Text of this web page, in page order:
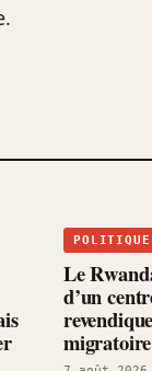
POLITIQUE
Le
d’un
migratoire